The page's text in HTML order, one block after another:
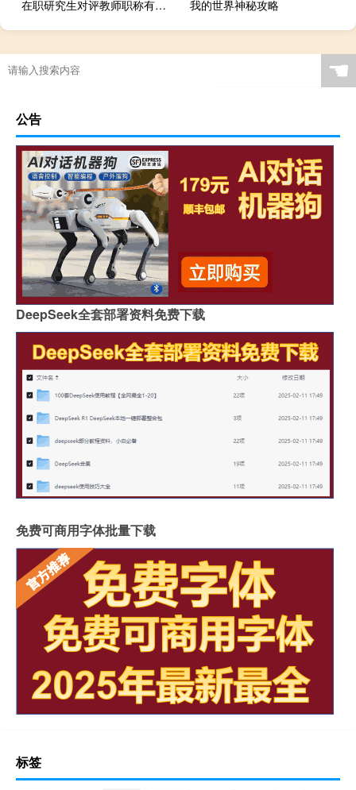
在职研究生对评教师职称有用吗 我的世界神秘攻略
☚
公告
DeepSeek全套部署资料免费下载
免费可商用字体批量下载
标签